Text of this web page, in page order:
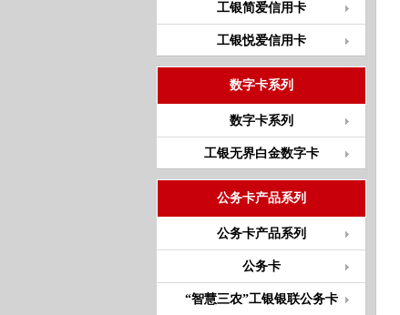
工银简爱信用卡
工银悦爱信用卡
数字卡系列
数字卡系列
工银无界白金数字卡
公务卡产品系列
公务卡产品系列
公务卡
“智慧三农”工银银联公务卡